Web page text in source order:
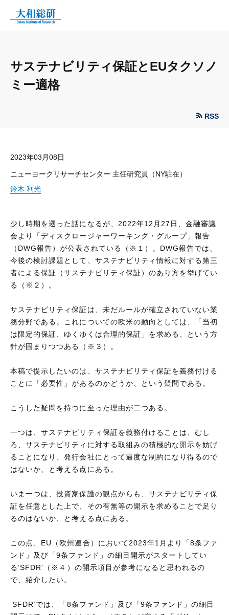
サステナビリティ保証とEUタクソノ
ミー適格
RSS
2023年03月08日
ニューヨークリサーチセンター 主任研究員（NY駐在）
鈴木 利光
少し時期を遡った話になるが、2022年12月27日、金融審議
会より「ディスクロージャーワーキング・グループ」報告
（DWG報告）が公表されている（※１）。DWG報告では、
今後の検討課題として、サステナビリティ情報に対する第三
者による保証（サステナビリティ保証）のあり方を挙げてい
る（※２）。
サステナビリティ保証は、未だルールが確立されていない業
務分野である。これについての欧米の動向としては、「当初
は限定的保証、ゆくゆくは合理的保証」を求める、という方
針が固まりつつある（※３）。
本稿で提示したいのは、サステナビリティ保証を義務付ける
ことに「必要性」があるのかどうか、という疑問である。
こうした疑問を持つに至った理由が二つある。
一つは、サステナビリティ保証を義務付けることは、むし
ろ、サステナビリティに対する取組みの積極的な開示を妨げ
ることになり、発行会社にとって過度な制約になり得るので
はないか、と考える点にある。
いま一つは、投資家保護の観点からも、サステナビリティ保
証を任意とした上で、その有無等の開示を求めることで足り
るのはないか、と考える点にある。
この点、EU（欧州連合）において2023年1月より「8条ファ
ンド」及び「9条ファンド」の細目開示がスタートしてい
る‘SFDR’（※４）の開示項目が参考になると思われるの
で、紹介したい。
‘SFDR’では、「8条ファンド」及び「9条ファンド」の細目